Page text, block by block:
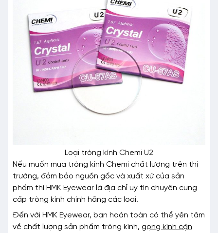
Loại tròng kính Chemi U2
Nếu muốn mua tròng kính Chemi chất lượng trên thị
trường, đảm bảo nguồn gốc và xuất xứ của sản
phẩm thì HMK Eyewear là địa chỉ uy tín chuyên cung
cấp tròng kính chính hãng các loại.
Đến với HMK Eyewear, bạn hoàn toàn có thể yên tâm
về chất lượng sản phẩm tròng kính, gọng kính cận